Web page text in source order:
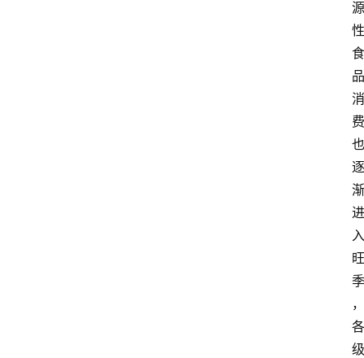
源
性
食
品
消
费
也
逐
渐
进
入
旺
季
，
各
级